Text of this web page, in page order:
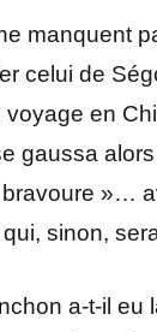
manquent
celui de
voyage en
gaussa
»…
sinon,
a-t-il eu